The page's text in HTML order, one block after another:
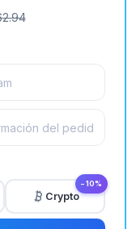
Crypto
−10%